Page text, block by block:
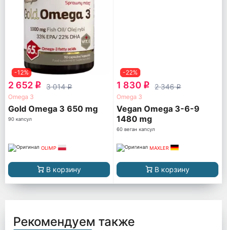
-12%
2 652 q 3 014q
Omega 3
Gold Omega 3 650 mg
90 капсул
OLIMP
В корзину
-22%
1 830 q 2 346q
Omega 3
Vegan Omega 3-6-9
1480 mg
60 веган капсул
MAXLER
В корзину
Рекомендуем также